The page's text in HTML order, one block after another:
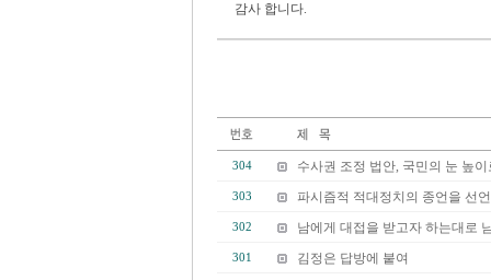
감사 합니다.
304 수사권 조정 법안, 국민의 눈 높이
303 파시즘적 적대정치의 종언을 선
302 남에게 대접을 받고자 하는대로
301 김정은 답방에 붙여